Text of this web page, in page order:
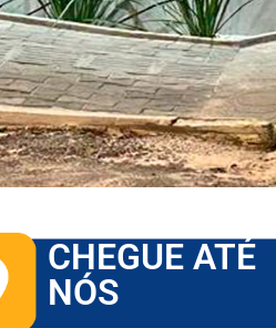
CHEGUE ATÉ
NÓS